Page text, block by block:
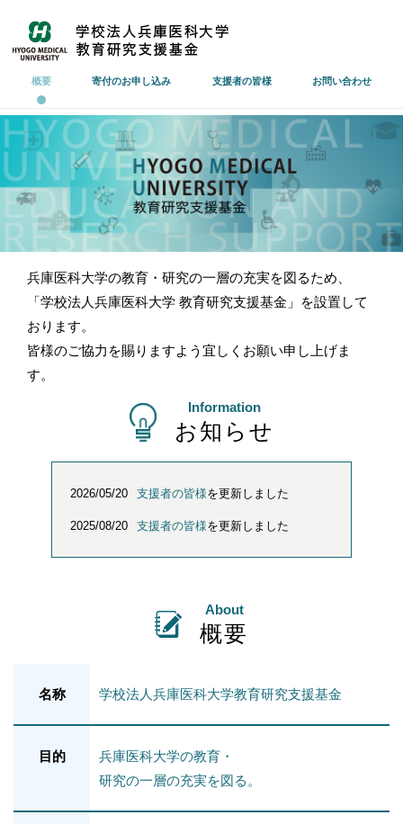
概要 寄付のお申し込み 支援者の皆様 お問い合わせ
兵庫医科大学の教育・研究の一層の充実を図るため、
「学校法人兵庫医科大学 教育研究支援基金」を設置して
おります。
皆様のご協力を賜りますよう宜しくお願い申し上げま
す。
Information
お知らせ
2026/05/20 支援者の皆様を更新しました
2025/08/20 支援者の皆様を更新しました
About
概要
名称 学校法人兵庫医科大学教育研究支援基金
目的
兵庫医科大学の教育・
研究の一層の充実を図る。